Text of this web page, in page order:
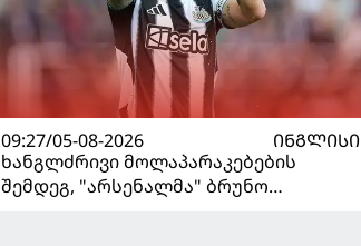
09:27/05-08-2026
ᲘᲜᲒᲚᲘᲡᲘ
ხანგლძრივი მოლაპარაკებების
შემდეგ, "არსენალმა" ბრუნო